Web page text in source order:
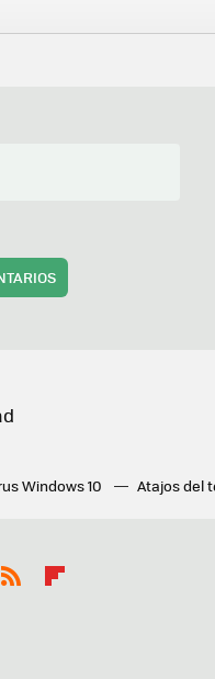
Windows 10 Atajos del